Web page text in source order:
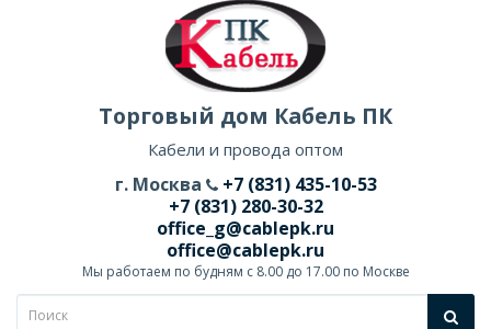
Торговый дом Кабель ПК
Кабели и провода оптом
г. Москва
+7 (831) 435-10-53
+7 (831) 280-30-32
office_g@cablepk.ru
office@cablepk.ru
Мы работаем по будням с 8.00 до 17.00 по Москве